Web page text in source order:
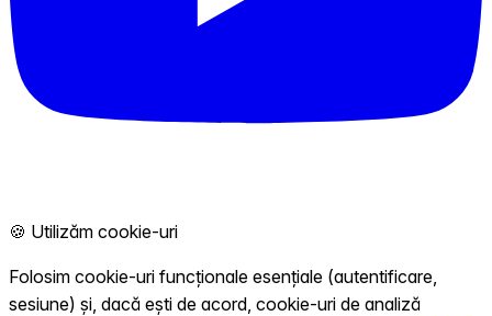
🍪 Utilizăm cookie-uri
Folosim cookie-uri funcționale esențiale (autentificare,
sesiune) și, dacă ești de acord, cookie-uri de analiză